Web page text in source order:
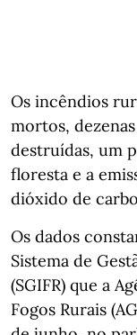
Os incêndios
mortos,
destruídas, um
floresta e a
dióxido de
Os dados
Sistema de
(SGIFR) que a
Fogos Rurais